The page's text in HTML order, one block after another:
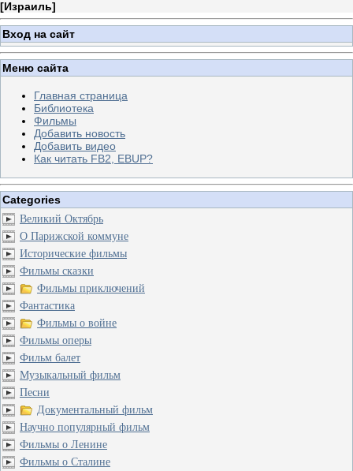
[Израиль]
Вход на сайт
Меню сайта
Главная страница
Библиотека
Фильмы
Добавить новость
Добавить видео
Как читать FB2, EBUP?
Categories
Великий Октябрь
О Парижской коммуне
Исторические фильмы
Фильмы сказки
Фильмы приключений
Фантастика
Фильмы о войне
Фильмы оперы
Фильм балет
Музыкальный фильм
Песни
Документальный фильм
Научно популярный фильм
Фильмы о Ленине
Фильмы о Сталине